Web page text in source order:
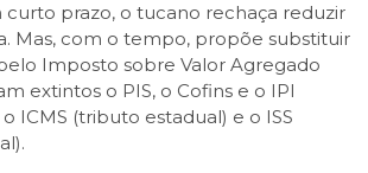
prazo, o tucano rechaça reduzir
Mas, com o tempo, propõe substituir
Imposto sobre Valor Agregado
extintos o PIS, o Cofins e o IPI
ICMS (tributo estadual) e o ISS